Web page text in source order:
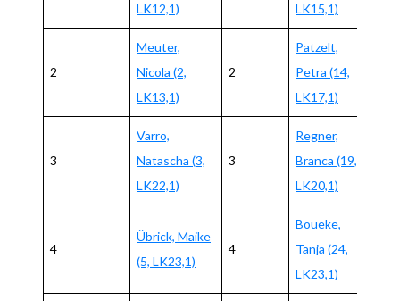
LK12,1)
LK15,1)
2
Meuter,
Nicola (2,
LK13,1)
2
Patzelt,
Petra (14,
LK17,1)
3
Varro,
Natascha (3,
LK22,1)
3
Regner,
Branca (19,
LK20,1)
4
Übrick, Maike
(5, LK23,1)
4
Boueke,
Tanja (24,
LK23,1)